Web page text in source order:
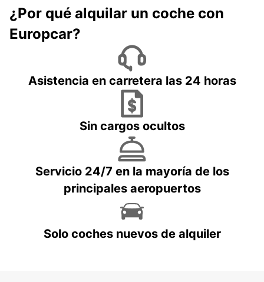
¿Por qué alquilar un coche con
Europcar?
Asistencia en carretera las 24 horas
Sin cargos ocultos
Servicio 24/7 en la mayoría de los
principales aeropuertos
Solo coches nuevos de alquiler